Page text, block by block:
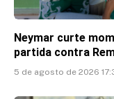
Neymar curte
partida contra
5 de agosto de 2026